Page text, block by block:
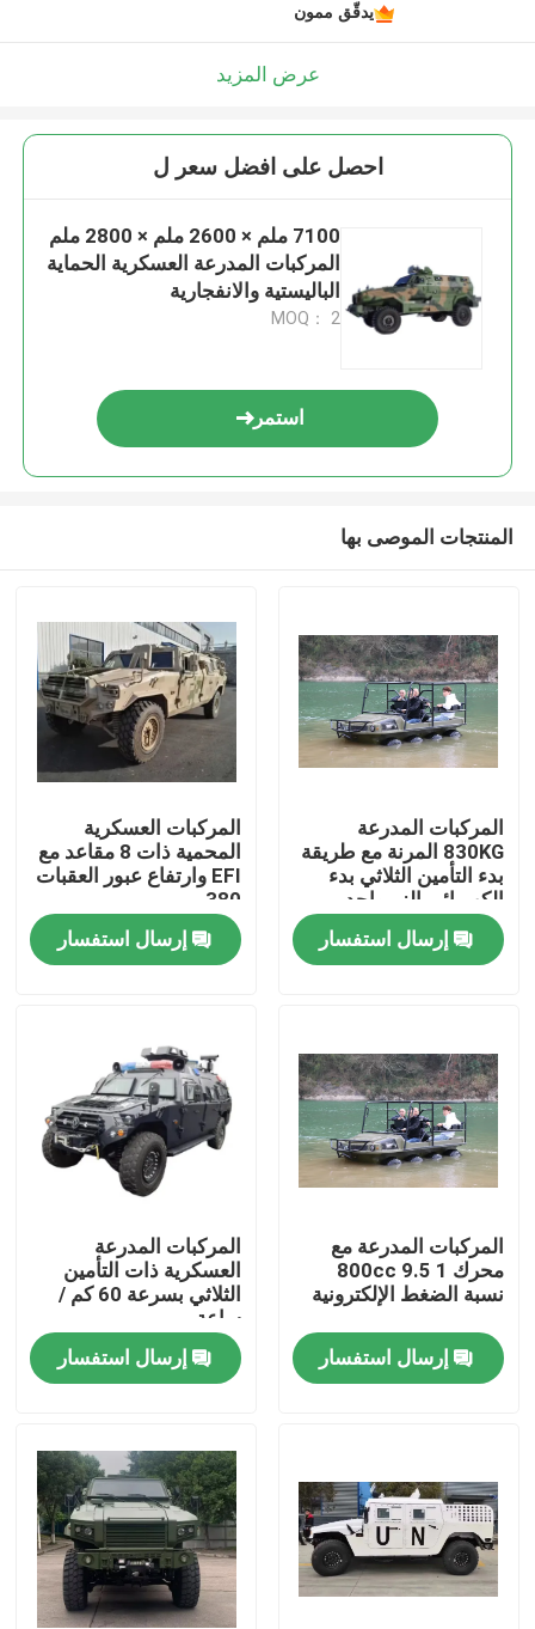
المنزل
فيديوهات
حولنا
جولة في المصنع
مراقبة الجودة
أخبار
ملابس عسكرية تكتيكية
سترة عسكرية تكتيكية مضادة للرصاص
يدقّق ممون
عرض المزيد
احصل على افضل سعر ل
7100 ملم × 2600 ملم × 2800 ملم
المركبات المدرعة العسكرية الحماية
الباليستية والانفجارية
MOQ： 2
استمر
المنتجات الموصى بها
المركبات المدرعة
830KG المرنة مع طريقة
بدء التأمين الثلاثي بدء
الكهربائي الزر واحد
إرسال استفسار
المركبات العسكرية
المحمية ذات 8 مقاعد مع
EFI وارتفاع عبور العقبات
380 مم
إرسال استفسار
المركبات المدرعة مع
محرك 800cc 9.5 1
نسبة الضغط الإلكترونية
إرسال استفسار
المركبات المدرعة
العسكرية ذات التأمين
الثلاثي بسرعة 60 كم /
ساعة
إرسال استفسار